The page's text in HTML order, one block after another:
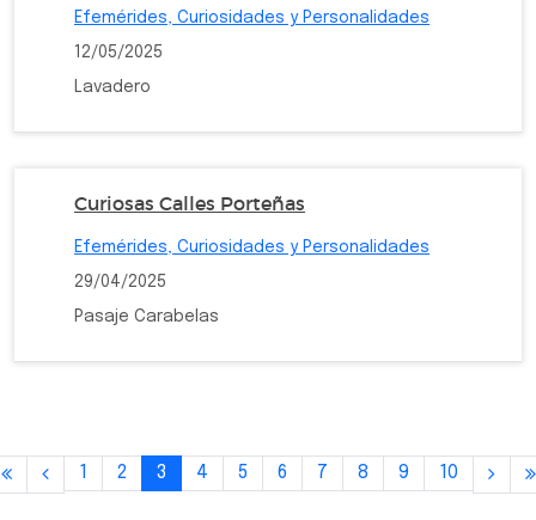
Efemérides, Curiosidades y Personalidades
12/05/2025
Lavadero
Curiosas Calles Porteñas
Efemérides, Curiosidades y Personalidades
29/04/2025
Pasaje Carabelas
1 2 3 4 5 6 7 8 9 10